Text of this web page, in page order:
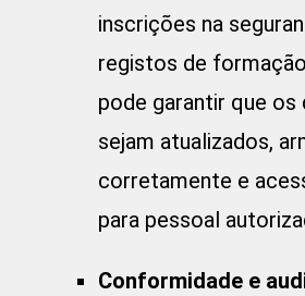
inscrições na
registos de
pode garantir que
sejam atualizados,
corretamente e
para pessoal
Conformidade e